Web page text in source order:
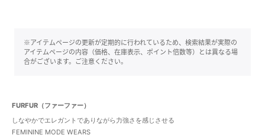
※アイテムページの更新が定期的に行われているため、検索結果が実際の
アイテムページの内容（価格、在庫表示、ポイント倍数等）とは異なる場
合がございます。ご注意ください。
FURFUR（ファーファー）
しなやかでエレガントでありながら力強さを感じさせる
FEMININE MODE WEARS